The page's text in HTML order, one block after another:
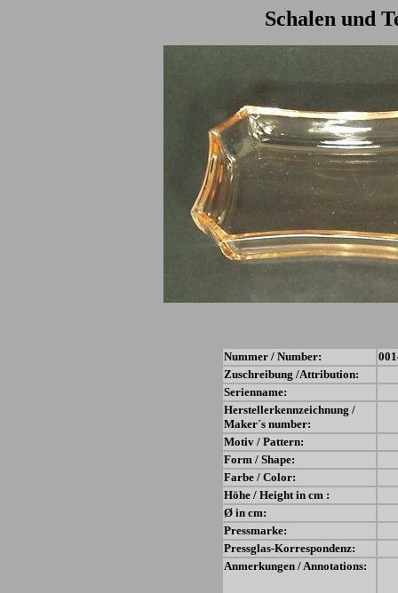
Schalen und
Nummer / Number:
Zuschreibung /Attribution:
Serienname:
Herstellerkennzeichnung /
Maker´s number:
Motiv / Pattern:
Form / Shape:
Farbe / Color:
Höhe / Height in cm :
Ø in cm:
Pressmarke:
Pressglas-Korrespondenz:
Anmerkungen / Annotations: